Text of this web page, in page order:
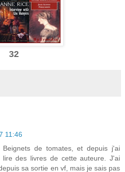
32
11:46
de tomates, et depuis j'ai
des livres de cette auteure. J'ai
sa sortie en vf, mais je sais pas